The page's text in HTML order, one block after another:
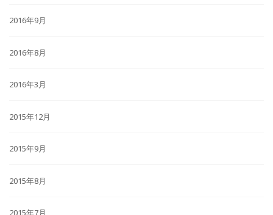
2016年9月
2016年8月
2016年3月
2015年12月
2015年9月
2015年8月
2015年7月